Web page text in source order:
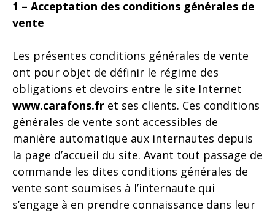
1 – Acceptation des conditions générales de
vente
Les présentes conditions générales de vente
ont pour objet de définir le régime des
obligations et devoirs entre le site Internet
www.carafons.fr et ses clients. Ces conditions
générales de vente sont accessibles de
manière automatique aux internautes depuis
la page d’accueil du site. Avant tout passage de
commande les dites conditions générales de
vente sont soumises à l’internaute qui
s’engage à en prendre connaissance dans leur